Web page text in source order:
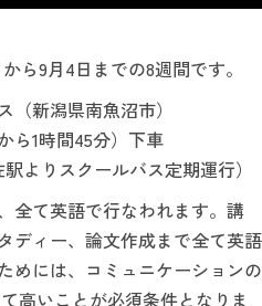
ら9月4日までの8週間です。
新潟県南魚沼市）
1時間45分）下車
よりスクールバス定期運行）
全て英語で行なわれます。講
ディー、論文作成まで全て英語
めには、コミュニケーションの
高いことが必須条件となりま